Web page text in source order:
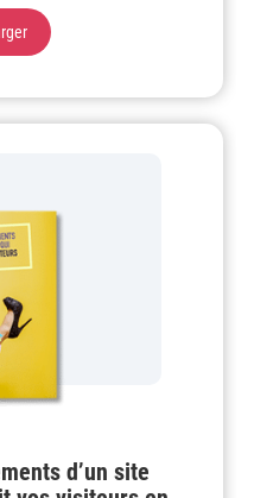
d’un site